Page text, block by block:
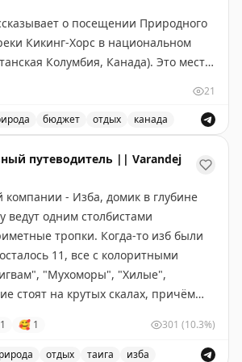
воскресенья. И пусть
не омрачит его.
Мах·ТГ· ВК·Сайт
о посещении Природного
Кикинг-Хорс в национальном
Колумбия, Канада). Это место
по искусственному мосту от
мост образовался благодаря
и абразии, вызванной потоком
активно вырезать русло,
скальные формации с
Вход в парк Йохо платный, но
посещать бесплатно. Идеально
визита — даже 10 минут
что в пиковый сезон здесь
из-за туристических автобусов.
Cohen
21
бюджет отдых канада
путеводитель || Varandej
компании - Изба, домик в глубине
ведут одним столбистами
тропки. Когда-то изб были
11, все с колоритными
"Мухоморы", "Хилые",
стоят на крутых скалах, причём
залезет только опытный столбист.
1 🥰 1 301 (10.3%)
отдых таига изба